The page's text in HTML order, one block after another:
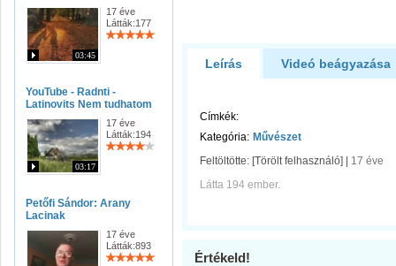
03:45
17 éve
Látták:177
YouTube - Radnti -
Latinovits Nem tudhatom
03:17
17 éve
Látták:194
Petőfi Sándor: Arany
Lacinak
17 éve
Látták:893
Leírás Videó beágyazása
Címkék:
Kategória: Művészet
Feltöltötte: [Törölt felhasználó]
17 éve
Látta 194 ember.
Értékeld!